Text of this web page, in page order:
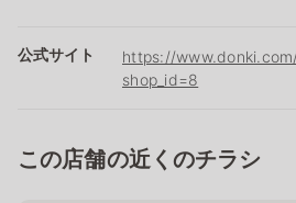
公式サイト
https://
shop_id=8
この店舗の近くのチラシ